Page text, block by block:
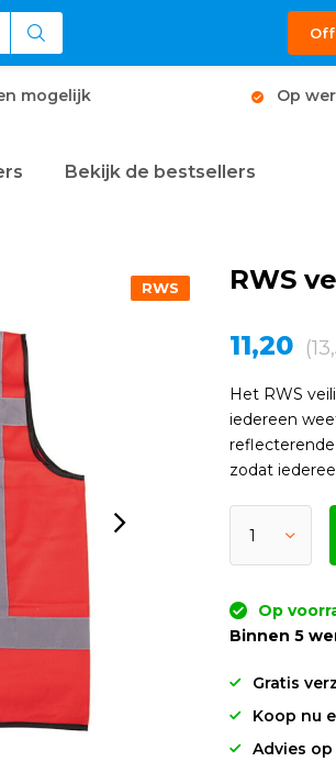
mogelijk Op
Bekijk de bestsellers
RWS RWS
11,20
Het RWS
iedereen
zodat
Op
Binnen 5
Gratis
Koop nu
Advies